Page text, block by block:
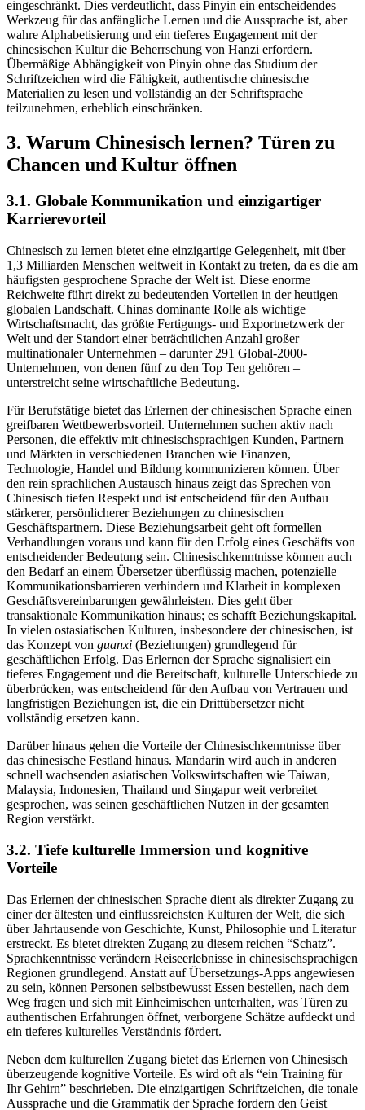
eingeschränkt. Dies verdeutlicht, dass Pinyin ein entscheidendes
Werkzeug für das anfängliche Lernen und die Aussprache ist, aber
wahre Alphabetisierung und ein tieferes Engagement mit der
chinesischen Kultur die Beherrschung von Hanzi erfordern.
Übermäßige Abhängigkeit von Pinyin ohne das Studium der
Schriftzeichen wird die Fähigkeit, authentische chinesische
Materialien zu lesen und vollständig an der Schriftsprache
teilzunehmen, erheblich einschränken.
3. Warum Chinesisch lernen? Türen zu
Chancen und Kultur öffnen
3.1. Globale Kommunikation und einzigartiger
Karrierevorteil
Chinesisch zu lernen bietet eine einzigartige Gelegenheit, mit über
1,3 Milliarden Menschen weltweit in Kontakt zu treten, da es die am
häufigsten gesprochene Sprache der Welt ist. Diese enorme
Reichweite führt direkt zu bedeutenden Vorteilen in der heutigen
globalen Landschaft. Chinas dominante Rolle als wichtige
Wirtschaftsmacht, das größte Fertigungs- und Exportnetzwerk der
Welt und der Standort einer beträchtlichen Anzahl großer
multinationaler Unternehmen – darunter 291 Global-2000-
Unternehmen, von denen fünf zu den Top Ten gehören –
unterstreicht seine wirtschaftliche Bedeutung.
Für Berufstätige bietet das Erlernen der chinesischen Sprache einen
greifbaren Wettbewerbsvorteil. Unternehmen suchen aktiv nach
Personen, die effektiv mit chinesischsprachigen Kunden, Partnern
und Märkten in verschiedenen Branchen wie Finanzen,
Technologie, Handel und Bildung kommunizieren können. Über
den rein sprachlichen Austausch hinaus zeigt das Sprechen von
Chinesisch tiefen Respekt und ist entscheidend für den Aufbau
stärkerer, persönlicherer Beziehungen zu chinesischen
Geschäftspartnern. Diese Beziehungsarbeit geht oft formellen
Verhandlungen voraus und kann für den Erfolg eines Geschäfts von
entscheidender Bedeutung sein. Chinesischkenntnisse können auch
den Bedarf an einem Übersetzer überflüssig machen, potenzielle
Kommunikationsbarrieren verhindern und Klarheit in komplexen
Geschäftsvereinbarungen gewährleisten. Dies geht über
transaktionale Kommunikation hinaus; es schafft Beziehungskapital.
In vielen ostasiatischen Kulturen, insbesondere der chinesischen, ist
das Konzept von guanxi (Beziehungen) grundlegend für
geschäftlichen Erfolg. Das Erlernen der Sprache signalisiert ein
tieferes Engagement und die Bereitschaft, kulturelle Unterschiede zu
überbrücken, was entscheidend für den Aufbau von Vertrauen und
langfristigen Beziehungen ist, die ein Drittübersetzer nicht
vollständig ersetzen kann.
Darüber hinaus gehen die Vorteile der Chinesischkenntnisse über
das chinesische Festland hinaus. Mandarin wird auch in anderen
schnell wachsenden asiatischen Volkswirtschaften wie Taiwan,
Malaysia, Indonesien, Thailand und Singapur weit verbreitet
gesprochen, was seinen geschäftlichen Nutzen in der gesamten
Region verstärkt.
3.2. Tiefe kulturelle Immersion und kognitive
Vorteile
Das Erlernen der chinesischen Sprache dient als direkter Zugang zu
einer der ältesten und einflussreichsten Kulturen der Welt, die sich
über Jahrtausende von Geschichte, Kunst, Philosophie und Literatur
erstreckt. Es bietet direkten Zugang zu diesem reichen “Schatz”.
Sprachkenntnisse verändern Reiseerlebnisse in chinesischsprachigen
Regionen grundlegend. Anstatt auf Übersetzungs-Apps angewiesen
zu sein, können Personen selbstbewusst Essen bestellen, nach dem
Weg fragen und sich mit Einheimischen unterhalten, was Türen zu
authentischen Erfahrungen öffnet, verborgene Schätze aufdeckt und
ein tieferes kulturelles Verständnis fördert.
Neben dem kulturellen Zugang bietet das Erlernen von Chinesisch
überzeugende kognitive Vorteile. Es wird oft als “ein Training für
Ihr Gehirn” beschrieben. Die einzigartigen Schriftzeichen, die tonale
Aussprache und die Grammatik der Sprache fordern den Geist